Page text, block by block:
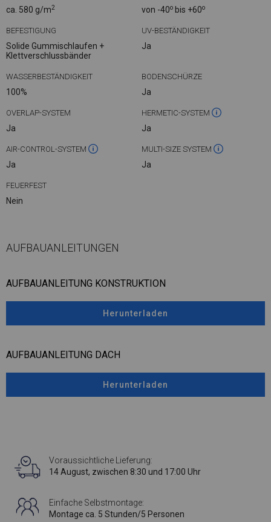
ca. 580 g/m2 von -40o bis +60o
BEFESTIGUNG
Solide Gummischlaufen +
Klettverschlussbänder
UV-BESTÄNDIGKEIT
Ja
WASSERBESTÄNDIGKEIT
100%
BODENSCHÜRZE
Ja
OVERLAP-SYSTEM
Ja
HERMETIC-SYSTEM
Ja
AIR-CONTROL-SYSTEM
Ja
MULTI-SIZE SYSTEM
Ja
FEUERFEST
Nein
AUFBAUANLEITUNGEN
AUFBAUANLEITUNG KONSTRUKTION
Herunterladen
AUFBAUANLEITUNG DACH
Herunterladen
Voraussichtliche Lieferung:
14 August, zwischen 8:30 und 17:00 Uhr
Einfache Selbstmontage:
Montage ca. 5 Stunden/5 Personen